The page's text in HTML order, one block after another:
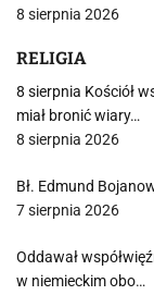
8 sierpnia 2026
RELIGIA
8 sierpnia Kościół
miał bronić wiary…
8 sierpnia 2026
Bł. Edmund
7 sierpnia 2026
Oddawał
w niemieckim obo…